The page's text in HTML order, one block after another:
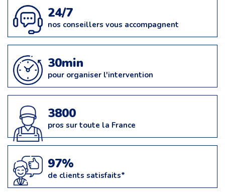
24/7
nos conseillers vous accompagnent
30min
pour organiser l'intervention
3800
pros sur toute la France
97%
de clients satisfaits*